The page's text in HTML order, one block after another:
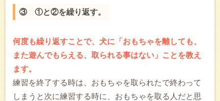
③ ①と②を繰り返す。
何度も繰り返すことで、犬に「おもちゃを離しても、
また遊んでもらえる、取られる事はない」ことを教え
ます。
練習を終了する時は、おもちゃを取られたで終わって
しまうと次に練習する時に、おもちゃを取る人だと思